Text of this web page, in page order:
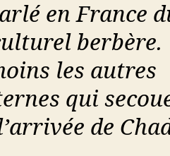
en France
berbère.
les autres
qui
de